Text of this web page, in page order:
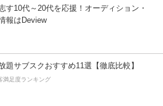
す10代～20代を応援！オーディション・
報はDeview
題サブスクおすすめ11選【徹底比較】
満足度ランキング